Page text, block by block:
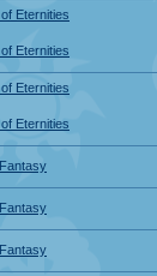
Eternities
Eternities
Eternities
Eternities